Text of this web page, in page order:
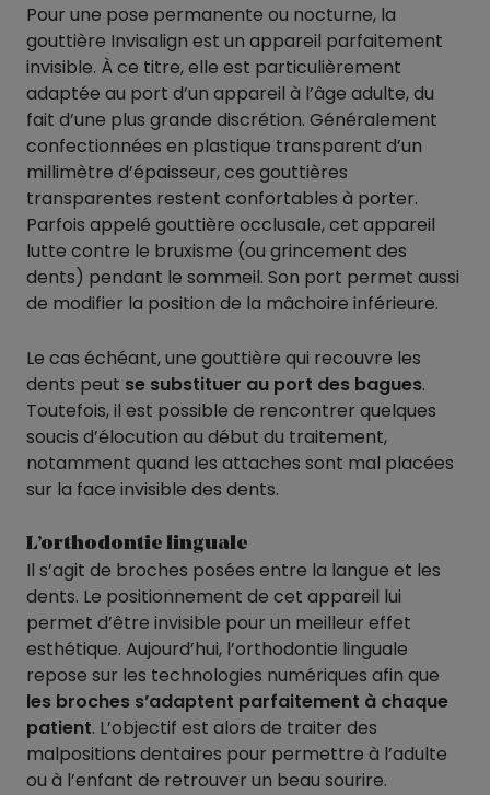
Pour une pose permanente ou nocturne, la
gouttière Invisalign est un appareil parfaitement
invisible. À ce titre, elle est particulièrement
adaptée au port d’un appareil à l’âge adulte, du
fait d’une plus grande discrétion. Généralement
confectionnées en plastique transparent d’un
millimètre d’épaisseur, ces gouttières
transparentes restent confortables à porter.
Parfois appelé gouttière occlusale, cet appareil
lutte contre le bruxisme (ou grincement des
dents) pendant le sommeil. Son port permet aussi
de modifier la position de la mâchoire inférieure.
Le cas échéant, une gouttière qui recouvre les
dents peut se substituer au port des bagues.
Toutefois, il est possible de rencontrer quelques
soucis d’élocution au début du traitement,
notamment quand les attaches sont mal placées
sur la face invisible des dents.
L’orthodontie linguale
Il s’agit de broches posées entre la langue et les
dents. Le positionnement de cet appareil lui
permet d’être invisible pour un meilleur effet
esthétique. Aujourd’hui, l’orthodontie linguale
repose sur les technologies numériques afin que
les broches s’adaptent parfaitement à chaque
patient. L’objectif est alors de traiter des
malpositions dentaires pour permettre à l’adulte
ou à l’enfant de retrouver un beau sourire.